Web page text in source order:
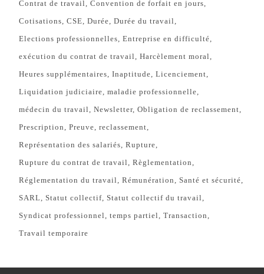
Contrat de travail Convention de forfait en jours
Cotisations CSE Durée Durée du travail
Elections professionnelles Entreprise en difficulté
exécution du contrat de travail Harcèlement moral
Heures supplémentaires Inaptitude Licenciement
Liquidation judiciaire maladie professionnelle
médecin du travail Newsletter Obligation de reclassement
Prescription Preuve reclassement
Représentation des salariés Rupture
Rupture du contrat de travail Règlementation
Réglementation du travail Rémunération Santé et sécurité
SARL Statut collectif Statut collectif du travail
Syndicat professionnel temps partiel Transaction
Travail temporaire